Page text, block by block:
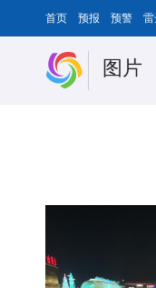
首页 预报 预警
图片